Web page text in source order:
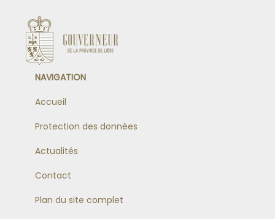
NAVIGATION
Accueil
Protection des données
Actualités
Contact
Plan du site complet